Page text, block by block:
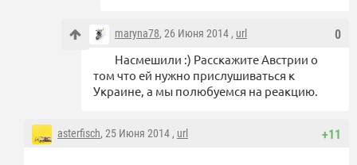
0
maryna78, 26 Июня 2014 , url
Насмешили :) Расскажите Австрии о
том что ей нужно прислушиваться к
Украине, а мы полюбуемся на реакцию.
+11
asterfisch, 25 Июня 2014 , url